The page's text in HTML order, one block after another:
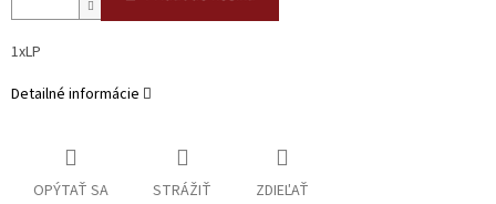
1xLP
Detailné informácie
OPÝTAŤ SA STRÁŽIŤ ZDIEĽAŤ